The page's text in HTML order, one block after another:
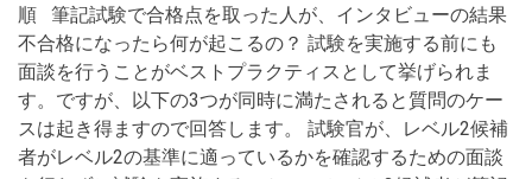
順 筆記試験で合格点を取った人が、インタビューの結果
不合格になったら何が起こるの？ 試験を実施する前にも
面談を行うことがベストプラクティスとして挙げられま
す。ですが、以下の3つが同時に満たされると質問のケー
スは起き得ますので回答します。 試験官が、レベル2候補
者がレベル2の基準に適っているかを確認するための面談